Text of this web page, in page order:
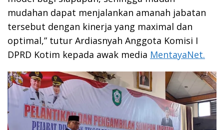
mudahan dapat menjalankan amanah jabatan
tersebut dengan kinerja yang maximal dan
optimal,” tutur Ardiasnyah Anggota Komisi I
DPRD Kotim kepada awak media MentayaNet.